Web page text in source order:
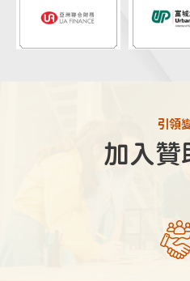
引領
加入贊